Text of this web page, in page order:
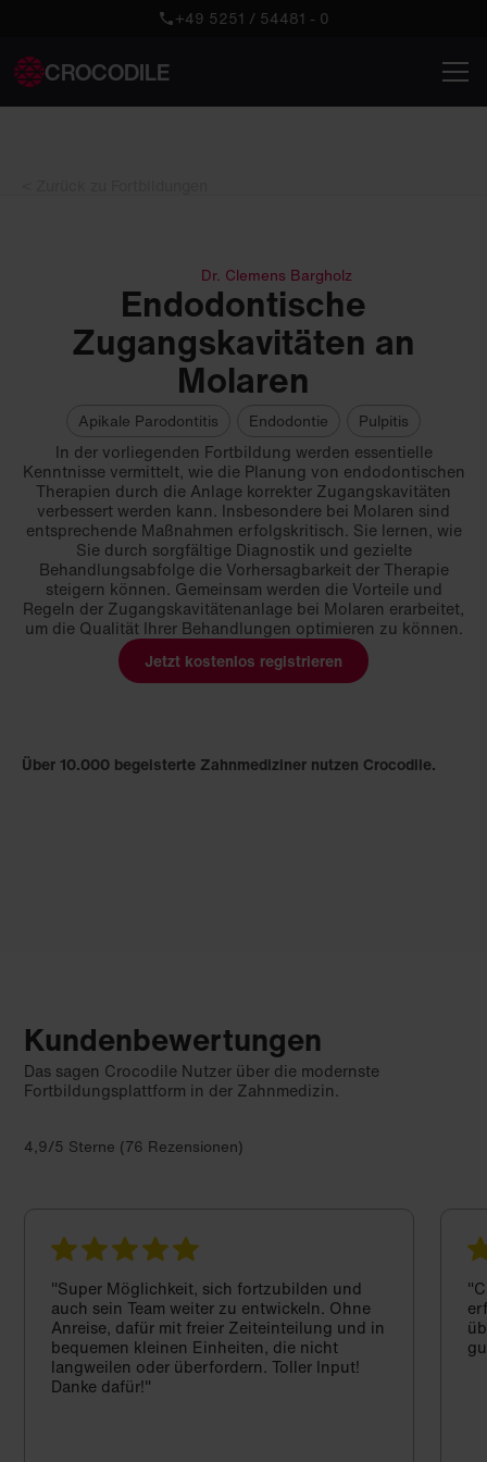
+49 5251 / 54481 - 0
CROCODILE
Dr. Clemens Bargholz
Endodontische
Zugangskavitäten an
Molaren
Apikale Parodontitis Endodontie Pulpitis
In der vorliegenden Fortbildung werden essentielle
Kenntnisse vermittelt, wie die Planung von endodontischen
Therapien durch die Anlage korrekter Zugangskavitäten
verbessert werden kann. Insbesondere bei Molaren sind
entsprechende Maßnahmen erfolgskritisch. Sie lernen, wie
Sie durch sorgfältige Diagnostik und gezielte
Behandlungsabfolge die Vorhersagbarkeit der Therapie
steigern können. Gemeinsam werden die Vorteile und
Regeln der Zugangskavitätenanlage bei Molaren erarbeitet,
um die Qualität Ihrer Behandlungen optimieren zu können.
Jetzt kostenlos registrieren
Über 10.000 begeisterte Zahnmediziner nutzen Crocodile.
Kundenbewertungen
Das sagen Crocodile Nutzer über die modernste
Fortbildungsplattform in der Zahnmedizin.
4,9/5 Sterne (76 Rezensionen)
"Super Möglichkeit, sich fortzubilden und
auch sein Team weiter zu entwickeln. Ohne
Anreise, dafür mit freier Zeiteinteilung und in
bequemen kleinen Einheiten, die nicht
langweilen oder überfordern. Toller Input!
Danke dafür!"